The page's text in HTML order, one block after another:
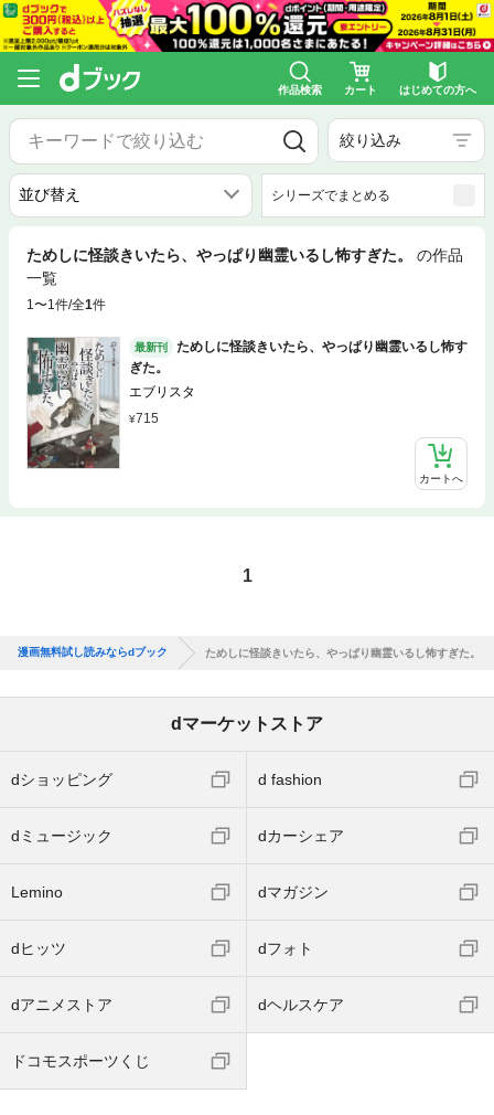
作品検索 カート はじめての方へ
絞り込み
シリーズでまとめる
ためしに怪談きいたら、やっぱり幽霊いるし怖すぎた。
の作品
一覧
1〜1件/全1件
最新刊
ためしに怪談きいたら、やっぱり幽霊いるし怖す
ぎた。
エブリスタ
715
カートへ
1
漫画無料試し読みならdブック ためしに怪談きいたら、やっぱり幽霊いるし怖すぎた。
dマーケットストア
dショッピング d fashion
dミュージック dカーシェア
Lemino dマガジン
dヒッツ dフォト
dアニメストア dヘルスケア
ドコモスポーツくじ